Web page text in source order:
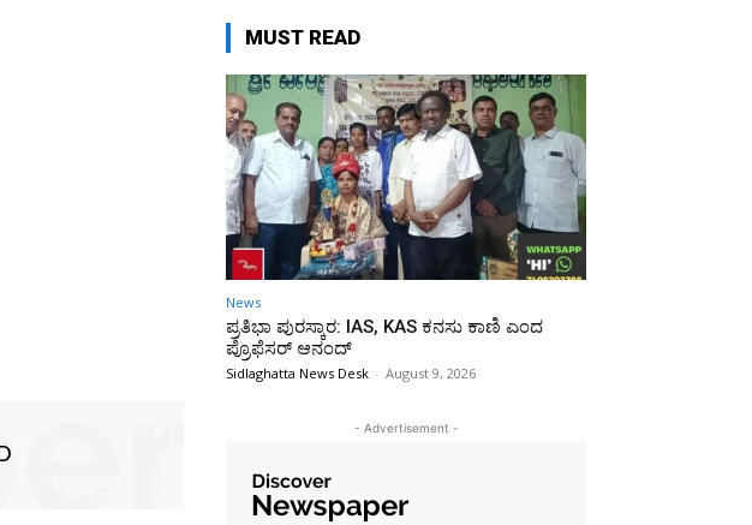
MUST READ
News
ಪ್ರತಿಭಾ ಪುರಸ್ಕಾರ: IAS, KAS ಕನಸು ಕಾಣಿ ಎಂದ
ಪ್ರೊಫೆಸರ್ ಆನಂದ್
Sidlaghatta News Desk - August 9, 2026
- Advertisement -